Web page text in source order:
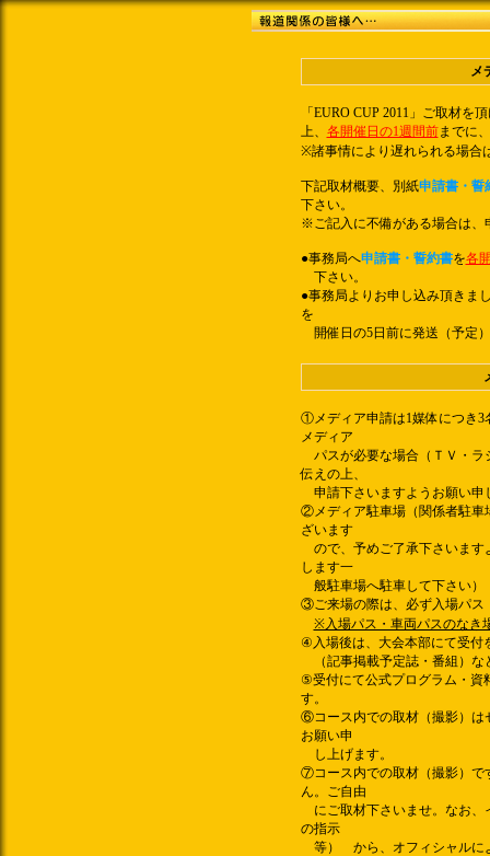
メ
「EURO CUP 2011」 ご取材を
上、 各開催日の1週間前までに
※諸事情により遅れられる場合
下記取材概要、別紙申請書・誓
下さい。
※ご記入に不備がある場合は、
●事務局へ申請書・誓約書を各
下さい。
●事務局よりお申し込み頂きま
を
開催日の5日前に発送（予定
①メディア申請は1媒体につき3
メディア
パスが必要な場合（ＴＶ・ラ
伝えの上、
申請下さいますようお願い申
②メディア駐車場（関係者駐車
ざいます
ので、予めご了承下さいます
します一
般駐車場へ駐車して下さい）
③ご来場の際は、必ず入場パス
※入場パス・車両パスのなき
④入場後は、大会本部にて受付
（記事掲載予定誌・番組）な
⑤受付にて公式プログラム・資
す。
⑥コース内での取材（撮影）は
お願い申
し上げます。
⑦コース内での取材（撮影）で
ん。ご自由
にご取材下さいませ。なお、
の指示
等） から、オフィシャルに